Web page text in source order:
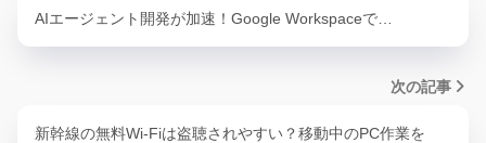
AIエージェント開発が加速！Google Workspaceで…
次の記事
新幹線の無料Wi-Fiは盗聴されやすい？移動中のPC作業を